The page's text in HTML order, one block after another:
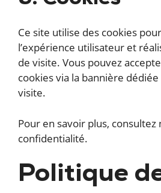
Ce site utilise des cookies
l’expérience utilisateur et
de visite. Vous pouvez
cookies via la bannière
visite.
Pour en savoir plus,
confidentialité.
Politique